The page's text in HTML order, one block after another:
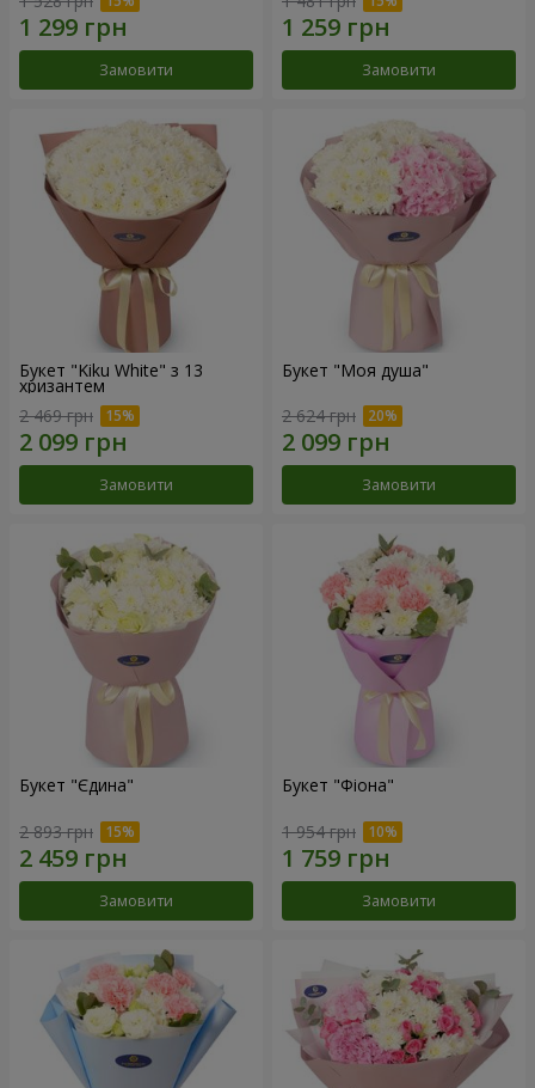
Замовити Замовити
Букет "Kiku White" з 13
хризантем
2 469 грн
Замовити
Букет "Моя душа"
2 624 грн
Замовити
Букет "Єдина"
2 893 грн
Замовити
Букет "Фіона"
1 954 грн
Замовити